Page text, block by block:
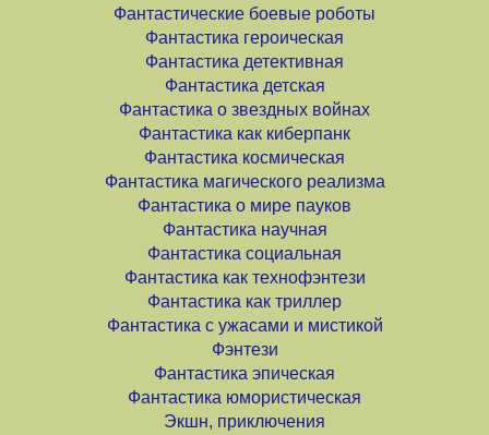
Фантастические боевые роботы
Фантастика героическая
Фантастика детективная
Фантастика детская
Фантастика о звездных войнах
Фантастика как киберпанк
Фантастика космическая
Фантастика магического реализма
Фантастика о мире пауков
Фантастика научная
Фантастика социальная
Фантастика как технофэнтези
Фантастика как триллер
Фантастика с ужасами и мистикой
Фэнтези
Фантастика эпическая
Фантастика юмористическая
Экшн, приключения